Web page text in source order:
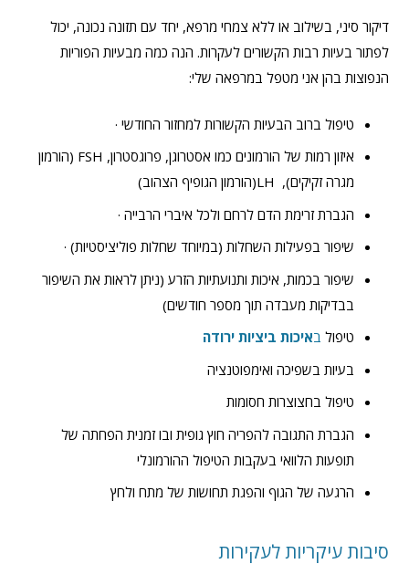
דיקור סיני, בשילוב או ללא צמחי מרפא, יחד עם תזונה נכונה, יכול
לפתור בעיות רבות הקשורים לעקרות. הנה כמה מבעיות הפוריות
הנפוצות בהן אני מטפל במרפאה שלי:
טיפול ברוב הבעיות הקשורות למחזור החודשי ·
איזון רמות של הורמונים כמו אסטרוגן, פרוגסטרון, FSH (הורמון
מגרה זקיקים), LH(הורמון הגופיף הצהוב)
הגברת זרימת הדם לרחם ולכל איברי הרבייה ·
שיפור בפעילות השחלות (במיוחד שחלות פוליציסטיות) ·
שיפור בכמות, איכות ותנועתיות הזרע (ניתן לראות את השיפור
בבדיקות מעבדה תוך מספר חודשים)
טיפול באיכות ביציות ירודה
בעיות בשפיכה ואימפוטנציה
טיפול בחצוצרות חסומות
הגברת התגובה להפריה חוץ גופית ובו זמנית הפחתה של
תופעות הלוואי בעקבות הטיפול ההורמונלי
הרגעה של הגוף והפגת תחושות של מתח ולחץ
סיבות עיקריות לעקירות